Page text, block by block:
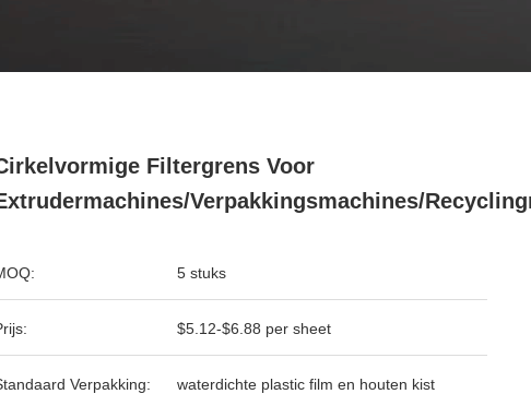
Filtergrens Voor
verpakkingsmachines/
5 stuks
$5.12-$6.88 per sheet
Verpakking: waterdichte plastic film en houten kist